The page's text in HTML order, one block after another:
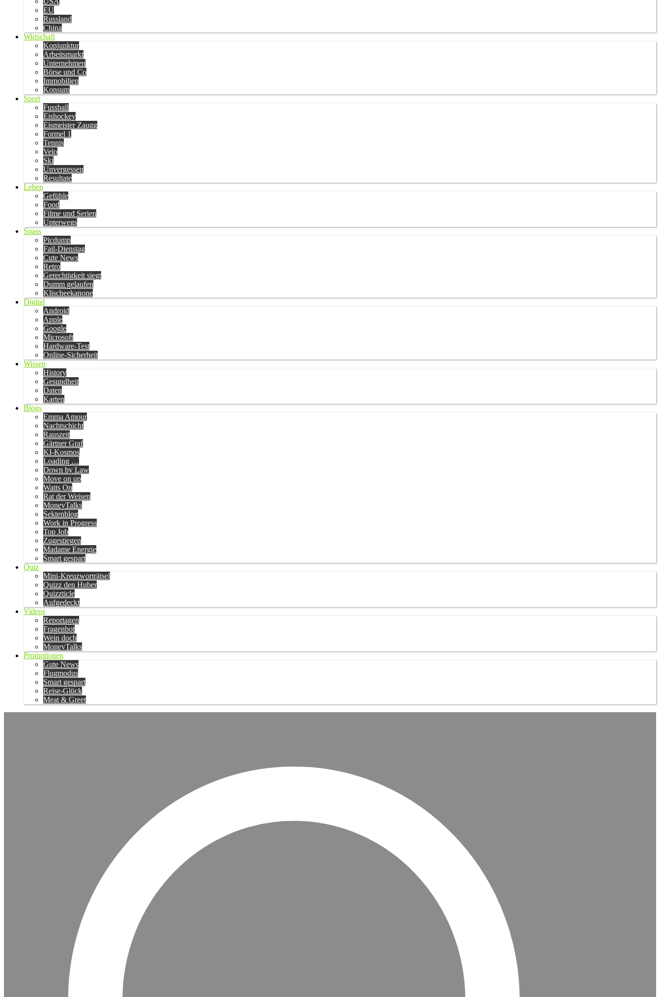
EU
Russland
China
Wirtschaft
Konjunktur
Arbeitsmarkt
Unternehmen
Börse und Co
Immobilien
Konsum
Sport
Fussball
Eishockey
Eismeister Zaugg
Formel 1
Tennis
Velo
Ski
Unvergessen
Resultate
Leben
Gefühle
Food
Filme und Serien
Unterwegs
Spass
Picdump
Fail-Dienstag
Cute News
Retro
Gerechtigkeit siegt
Dumm gelaufen
Klischeekanone
Digital
Android
Apple
Google
Microsoft
Hardware-Test
Online-Sicherheit
Wissen
History
Gesundheit
Daten
Karten
Blogs
Emma Amour
Nachtschicht
Rauszeit
Gärtner Graf
KI-Kosmos
Loading …
Down by Law
Move on up
Watts On
Rat der Weisen
MoneyTalks
Sektenblog
Work in Progress
Top Job
Zugestiegen
Madame Energie
Smart gespart
Quiz
Mini-Kreuzworträtsel
Quizz den Huber
Quizzticle
Aufgedeckt
Videos
Reportagen
Fragenbot
Wein doch
MoneyTalks
Promotionen
Gute News
Flugmodus
Smart gespart
Reise-Glück
Meat & Greet